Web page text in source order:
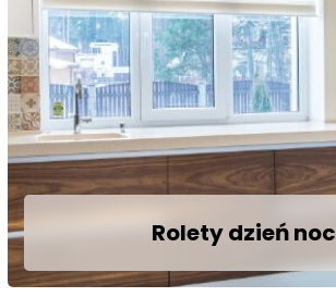
Rolety dzień noc